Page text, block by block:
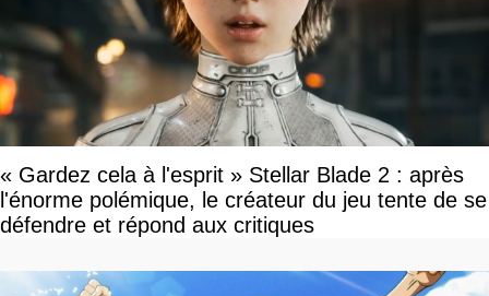
« Gardez cela à l'esprit » Stellar Blade 2 : après
l'énorme polémique, le créateur du jeu tente de se
défendre et répond aux critiques